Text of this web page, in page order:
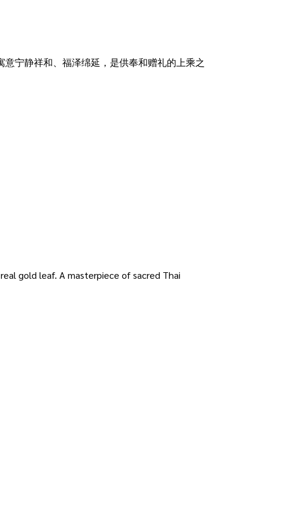
宁静祥和、福泽绵延，是供奉和赠礼的上乘之
gold leaf. A masterpiece of sacred Thai